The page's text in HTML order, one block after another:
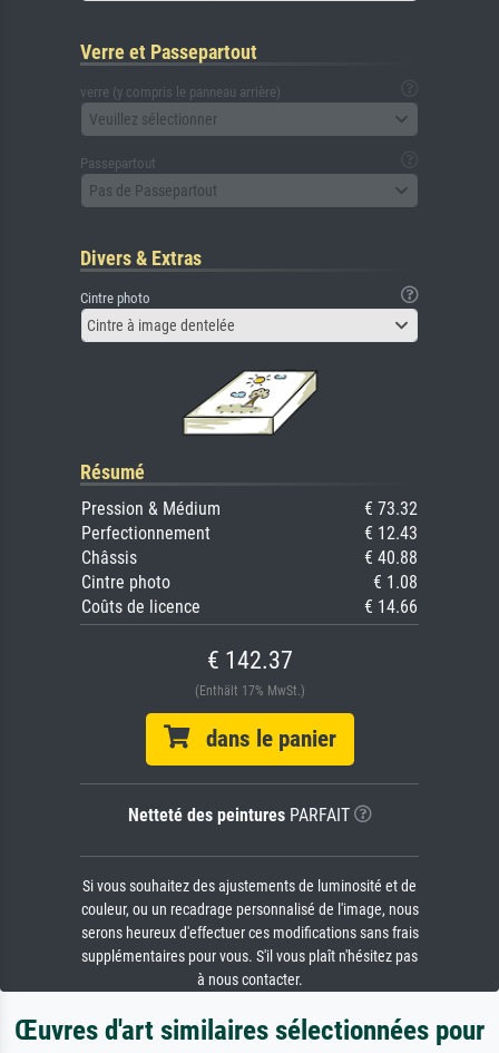
Verre et Passepartout
verre (y compris le panneau arrière)
Veuillez sélectionner
Passepartout
Pas de Passepartout
Divers & Extras
Cintre photo
Cintre à image dentelée
Résumé
Pression & Médium
€ 73.32
Perfectionnement
€ 12.43
Châssis
€ 40.88
Cintre photo
€ 1.08
Coûts de licence
€ 14.66
€ 142.37
(Enthält 17% MwSt.)
dans le panier
Netteté des peinturesPARFAIT
Si vous souhaitez des ajustements de luminosité et de
couleur, ou un recadrage personnalisé de l'image, nous
serons heureux d'effectuer ces modifications sans frais
supplémentaires pour vous. S'il vous plaît n'hésitez pas
à nous contacter.
Œuvres d'art similaires sélectionnées pour